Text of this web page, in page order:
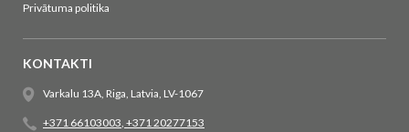
Privātuma politika
KONTAKTI
Varkalu 13A, Riga, Latvia, LV-1067
+371 66103003, +371 20277153